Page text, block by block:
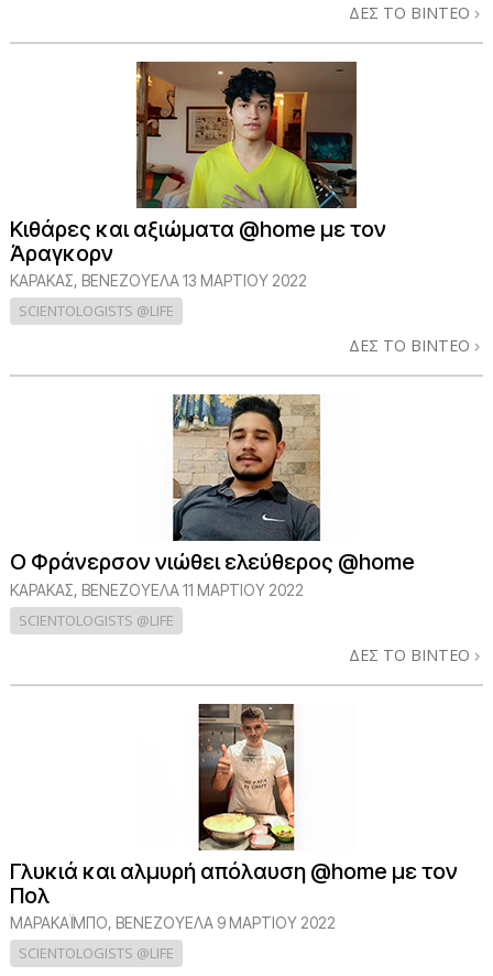
ΔΕΣ ΤΟ ΒΙΝΤΕΟ
Κιθάρες και αξιώματα @home με τον
Άραγκορν
ΚΑΡΆΚΑΣ, ΒΕΝΕΖΟΥΈΛΑ13 ΜΑΡΤΙΟΥ 2022
SCIENTOLOGISTS @LIFE
ΔΕΣ ΤΟ ΒΙΝΤΕΟ
Ο Φράνερσον νιώθει ελεύθερος @home
ΚΑΡΆΚΑΣ, ΒΕΝΕΖΟΥΈΛΑ11 ΜΑΡΤΙΟΥ 2022
SCIENTOLOGISTS @LIFE
ΔΕΣ ΤΟ ΒΙΝΤΕΟ
Γλυκιά και αλμυρή απόλαυση @home με τον
Πολ
ΜΑΡΑΚΑΪΜΠΟ, ΒΕΝΕΖΟΥΕΛΑ 9 ΜΑΡΤΙΟΥ 2022
SCIENTOLOGISTS @LIFE